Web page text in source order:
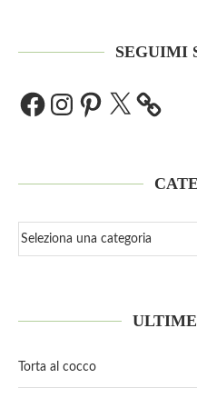
SEGUIMI
Torta al cocco